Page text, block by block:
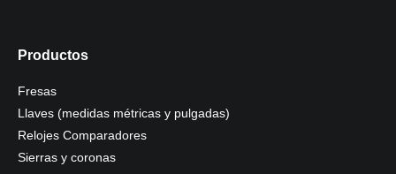
Productos
Fresas
Llaves (medidas métricas y pulgadas)
Relojes Comparadores
Sierras y coronas